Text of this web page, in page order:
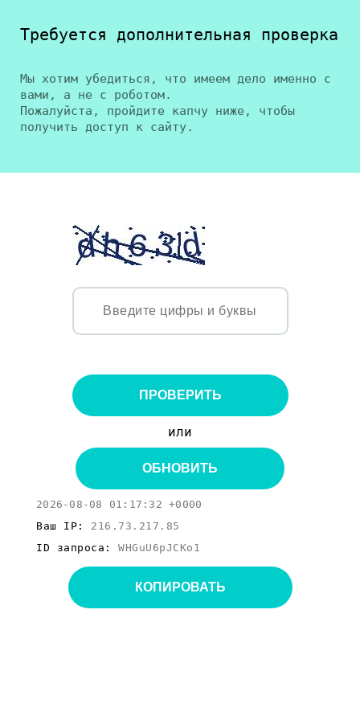
Требуется дополнительная проверка
Мы хотим убедиться, что имеем дело именно с
вами, а не с роботом.
Пожалуйста, пройдите капчу ниже, чтобы
получить доступ к сайту.
ПРОВЕРИТЬ
или
ОБНОВИТЬ
2026-08-08 01:17:32 +0000
Ваш IP: 216.73.217.85
ID запроса: WHGuU6pJCKo1
КОПИРОВАТЬ